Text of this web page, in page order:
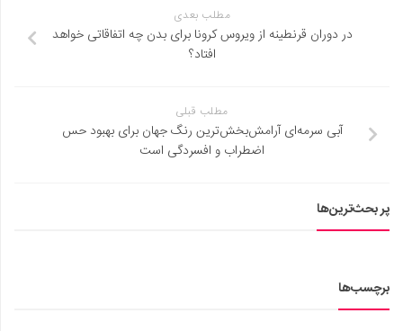
مطلب بعدی
در دوران قرنطینه از ویروس کرونا برای بدن چه اتفاقاتی خواهد
افتاد؟
مطلب قبلی
آبی سرمه‌ای آرامش‌بخش‌ترین رنگ جهان برای بهبود حس
اضطراب و افسردگی است
پر بحث‌ترین‌ها
برچسب‌ها